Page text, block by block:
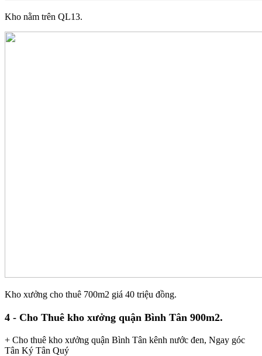
Kho nằm trên QL13.
Kho xưởng cho thuê 700m2 giá 40 triệu đồng.
4 - Cho Thuê kho xưởng quận Bình Tân 900m2.
+ Cho thuê kho xưởng quận Bình Tân kênh nước đen, Ngay góc
Tân Ký Tân Quý